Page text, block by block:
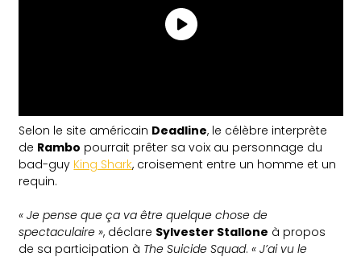
Selon le site américain Deadline, le célèbre interprète
de Rambo pourrait prêter sa voix au personnage du
bad-guy King Shark, croisement entre un homme et un
requin.
« Je pense que ça va être quelque chose de
spectaculaire », déclare Sylvester Stallone à propos
de sa participation à The Suicide Squad.« J’ai vu le